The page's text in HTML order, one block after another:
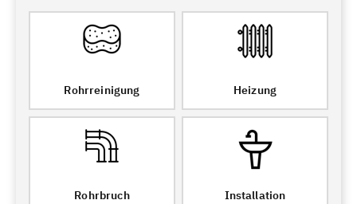
Rohrreinigung Heizung
Rohrbruch Installation